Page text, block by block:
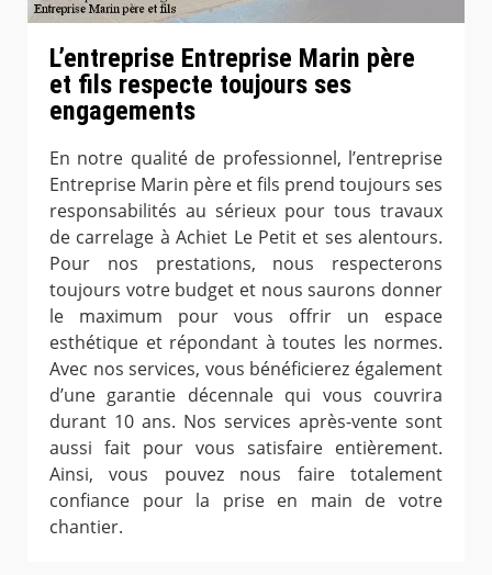
L’entreprise Entreprise Marin père
et fils respecte toujours ses
engagements
En notre qualité de professionnel, l’entreprise
Entreprise Marin père et fils prend toujours ses
responsabilités au sérieux pour tous travaux
de carrelage à Achiet Le Petit et ses alentours.
Pour nos prestations, nous respecterons
toujours votre budget et nous saurons donner
le maximum pour vous offrir un espace
esthétique et répondant à toutes les normes.
Avec nos services, vous bénéficierez également
d’une garantie décennale qui vous couvrira
durant 10 ans. Nos services après-vente sont
aussi fait pour vous satisfaire entièrement.
Ainsi, vous pouvez nous faire totalement
confiance pour la prise en main de votre
chantier.